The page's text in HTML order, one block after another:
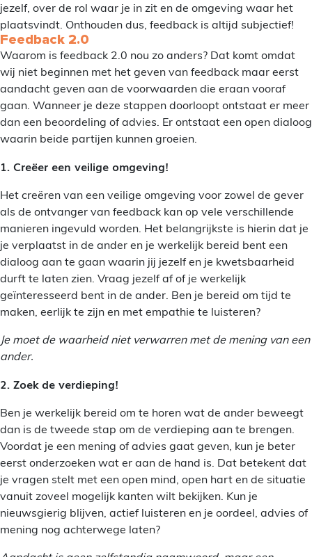
jezelf, over de rol waar je in zit en de omgeving waar het
plaatsvindt. Onthouden dus, feedback is altijd subjectief!
Feedback 2.0
Waarom is feedback 2.0 nou zo anders? Dat komt omdat
wij niet beginnen met het geven van feedback maar eerst
aandacht geven aan de voorwaarden die eraan vooraf
gaan. Wanneer je deze stappen doorloopt ontstaat er meer
dan een beoordeling of advies. Er ontstaat een open dialoog
waarin beide partijen kunnen groeien.
1. Creëer een veilige omgeving!
Het creëren van een veilige omgeving voor zowel de gever
als de ontvanger van feedback kan op vele verschillende
manieren ingevuld worden. Het belangrijkste is hierin dat je
je verplaatst in de ander en je werkelijk bereid bent een
dialoog aan te gaan waarin jij jezelf en je kwetsbaarheid
durft te laten zien. Vraag jezelf af of je werkelijk
geïnteresseerd bent in de ander. Ben je bereid om tijd te
maken, eerlijk te zijn en met empathie te luisteren?
Je moet de waarheid niet verwarren met de mening van een
ander.
2. Zoek de verdieping!
Ben je werkelijk bereid om te horen wat de ander beweegt
dan is de tweede stap om de verdieping aan te brengen.
Voordat je een mening of advies gaat geven, kun je beter
eerst onderzoeken wat er aan de hand is. Dat betekent dat
je vragen stelt met een open mind, open hart en de situatie
vanuit zoveel mogelijk kanten wilt bekijken. Kun je
nieuwsgierig blijven, actief luisteren en je oordeel, advies of
mening nog achterwege laten?